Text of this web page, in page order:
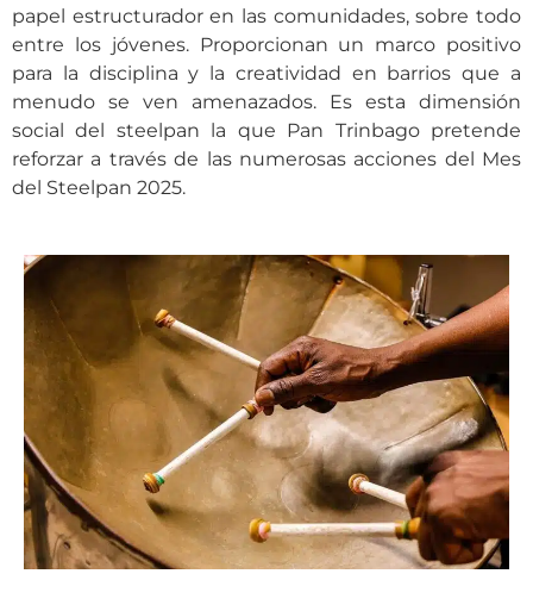
papel estructurador en las comunidades, sobre todo
entre los jóvenes. Proporcionan un marco positivo
para la disciplina y la creatividad en barrios que a
menudo se ven amenazados. Es esta dimensión
social del steelpan la que Pan Trinbago pretende
reforzar a través de las numerosas acciones del Mes
del Steelpan 2025.